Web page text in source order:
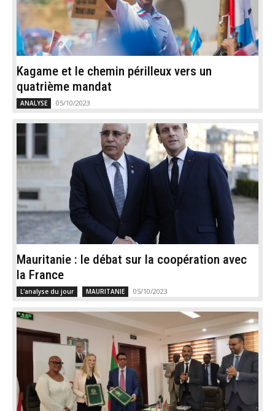
Kagame et le chemin périlleux vers un
quatrième mandat
ANALYSE 05/10/2023
Mauritanie : le débat sur la coopération avec
la France
L'analyse du jour MAURITANIE 05/10/2023